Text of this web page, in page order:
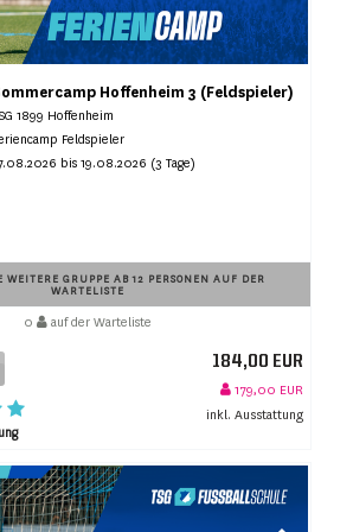
Hoffenheim 3 (Feldspieler)
1899 Hoffenheim
Feldspieler
bis 19.08.2026 (3 Tage)
WEITERE GRUPPE AB 12 PERSONEN AUF DER
WARTELISTE
0 auf der Warteliste
184,00 EUR
179,00 EUR
inkl. Ausstattung